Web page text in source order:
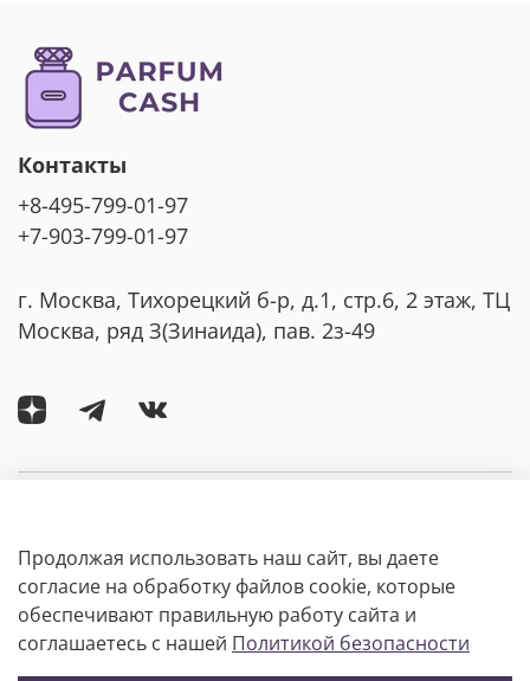
Покупателям
Информация
Контакты
+8-495-799-01-97
+7-903-799-01-97
г. Москва, Тихорецкий б-р, д.1, стр.6, 2 этаж, ТЦ
Москва, ряд З(Зинаида), пав. 2з-49
Продолжая использовать наш сайт, вы даете
согласие на обработку файлов cookie, которые
обеспечивают правильную работу сайта и
соглашаетесь с нашей Политикой безопасности